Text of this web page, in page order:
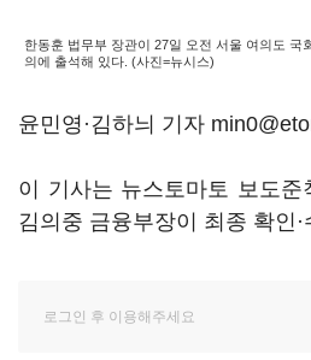
한동훈 법무부 장관이 27일 오전 서울 여의도 국
의에 출석해 있다. (사진=뉴시스)
윤민영·김하늬 기자
이 기사는 뉴스토마토 보도
김의중 금융부장이 최종 확인